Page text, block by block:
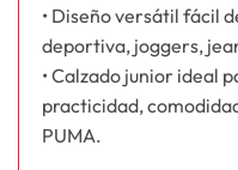
• Diseño versátil fácil
deportiva, joggers,
• Calzado junior ideal
practicidad,
PUMA.